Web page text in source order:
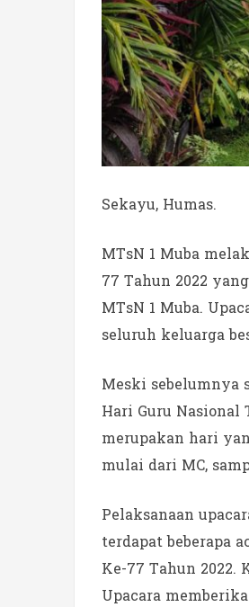
Sekayu, Humas.
MTsN 1 Muba
77 Tahun 2022
MTsN 1 Muba.
seluruh keluarga
Meski sebelumnya
Hari Guru Nasional
merupakan hari
mulai dari MC,
Pelaksanaan
terdapat beberapa
Ke-77 Tahun 2022.
Upacara